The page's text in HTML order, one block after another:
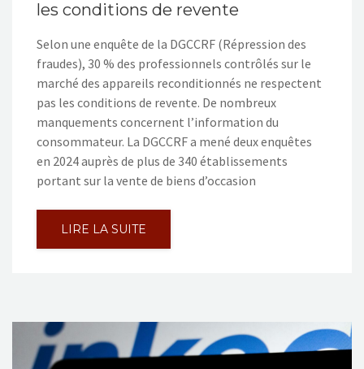
les conditions de revente
Selon une enquête de la DGCCRF (Répression des
fraudes), 30 % des professionnels contrôlés sur le
marché des appareils reconditionnés ne respectent
pas les conditions de revente. De nombreux
manquements concernent l’information du
consommateur. La DGCCRF a mené deux enquêtes
en 2024 auprès de plus de 340 établissements
portant sur la vente de biens d’occasion
LIRE LA SUITE